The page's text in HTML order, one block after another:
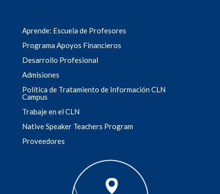
Aprende: Escuela de Profesores
Programa Apoyos Financieros
Desarrollo Profesional
Admisiones
Política de Tratamiento de Información CLN
Campus
Trabaje en el CLN
Native Speaker Teachers Program
Proveedores